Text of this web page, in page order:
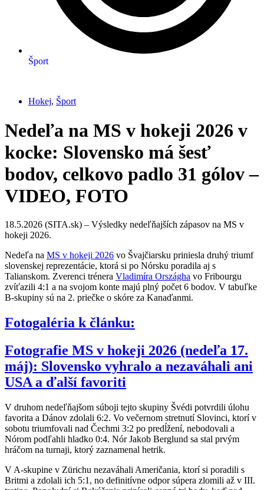
Šport
Hokej, Šport
Nedeľa na MS v hokeji 2026 v
kocke: Slovensko má šesť
bodov, celkovo padlo 31 gólov –
VIDEO, FOTO
18.5.2026 (SITA.sk) – Výsledky nedeľňajších zápasov na MS v
hokeji 2026.
Nedeľa na MS v hokeji 2026 vo Švajčiarsku priniesla druhý triumf
slovenskej reprezentácie, ktorá si po Nórsku poradila aj s
Talianskom. Zverenci trénera Vladimíra Országha vo Fribourgu
zvíťazili 4:1 a na svojom konte majú plný počet 6 bodov. V tabuľke
B-skupiny sú na 2. priečke o skóre za Kanaďanmi.
Fotogaléria k článku:
Fotografie MS v hokeji 2026 (nedeľa 17.
máj): Slovensko vyhralo a nezaváhali ani
USA a ďalší favoriti
V druhom nedeľňajšom súboji tejto skupiny Švédi potvrdili úlohu
favorita a Dánov zdolali 6:2. Vo večernom stretnutí Slovinci, ktorí v
sobotu triumfovali nad Čechmi 3:2 po predĺžení, nebodovali a
Nórom podľahli hladko 0:4. Nór Jakob Berglund sa stal prvým
hráčom na turnaji, ktorý zaznamenal hetrik.
V A-skupine v Zürichu nezaváhali Američania, ktorí si poradili s
Britmi a zdolali ich 5:1, no definitívne odpor súpera zlomili až v III.